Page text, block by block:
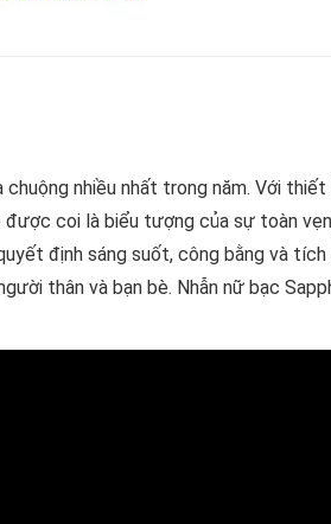
nhiều nhất trong năm. Với thiết
coi là biểu tượng của sự toàn
định sáng suốt, công bằng và
thân và bạn bè. Nhẫn nữ bạc